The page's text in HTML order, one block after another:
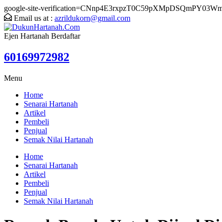
google-site-
Email us at : azrildukorn@gmail.com
Ejen Hartanah Berdaftar
60169972982
Menu
Home
Senarai Hartanah
Artikel
Pembeli
Penjual
Semak Nilai Hartanah
Home
Senarai Hartanah
Artikel
Pembeli
Penjual
Semak Nilai Hartanah